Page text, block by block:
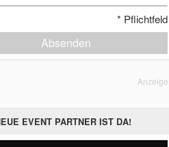
* Pflichtfeld
Absenden
Anzeige
EVENT PARTNER IST DA!